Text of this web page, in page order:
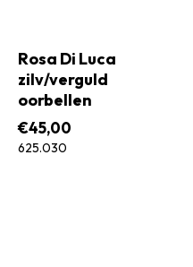
Rosa Di Luca
zilv/verguld
oorbellen
€45,00
625.030